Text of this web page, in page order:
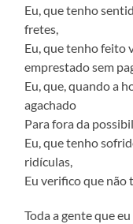
Eu, que tenho
fretes,
Eu, que tenho feito
emprestado sem
Eu, que, quando a
agachado
Para fora da
Eu, que tenho
ridículas,
Eu verifico que
Toda a gente que